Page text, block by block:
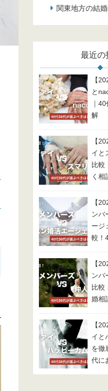
関東地方の結
最近の
【
と
｜
解
【
イと
比較
く相
【
ンバ
ージ
較！
【
ンバ
比較
婚相
【
イと
を徹
代に